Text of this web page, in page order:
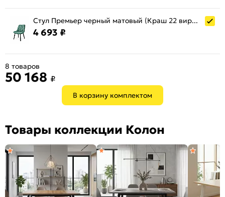
Стул Премьер черный матовый (Краш 22 виридиан)
4 693 ₽
В корзину комплектом
8 товаров
50 168 ₽
Товары коллекции Колон